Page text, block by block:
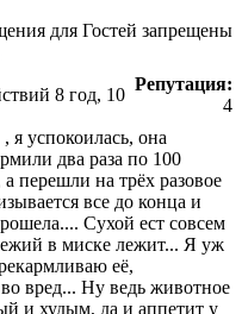
для Гостей запрещены
8 год, 10
Репутация:
4
я успокоилась, она
два раза по 100
перешли на трёх разовое
все до конца и
Сухой ест совсем
в миске лежит... Я уж
её,
вред... Ну ведь животное
и худым, да и аппетит у